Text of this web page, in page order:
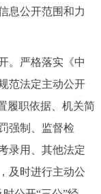
图说互动
人文北京
息公开范围和力
严格落实《中
范法定主动公开
履职依据、机关简
强制、监督检
录用、其他法定
及时进行主动公